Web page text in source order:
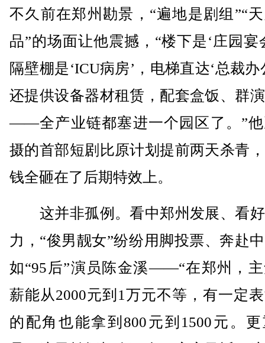
不久前在郑州勘景，“遍地是剧组”“
品”的场面让他震撼，“楼下是‘庄园宴
隔壁棚是‘ICU病房’，电梯直达‘总裁办
还提供设备器材租赁，配套盒饭、群
——全产业链都塞进一个园区了。”
摄的首部短剧比原计划提前两天杀青
钱全砸在了后期特效上。
这并非孤例。看中郑州发展、看
力，“俊男靓女”纷纷用脚投票、奔赴
如“95后”演员陈金溪——“在郑州，
薪能从2000元到1万元不等，有一定
的配角也能拿到800元到1500元。